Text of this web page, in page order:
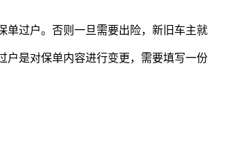
单过户。否则一旦需要出险，新旧车主就
户是对保单内容进行变更，需要填写一份